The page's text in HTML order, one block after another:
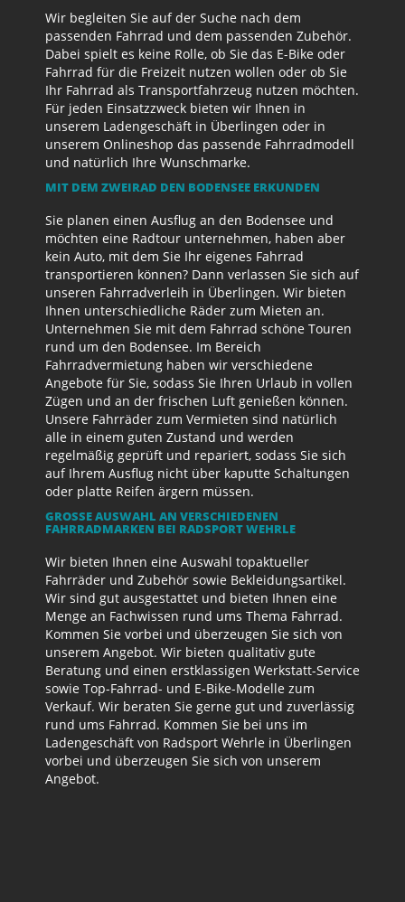
Wir begleiten Sie auf der Suche nach dem
passenden Fahrrad und dem passenden Zubehör.
Dabei spielt es keine Rolle, ob Sie das E-Bike oder
Fahrrad für die Freizeit nutzen wollen oder ob Sie
Ihr Fahrrad als Transportfahrzeug nutzen möchten.
Für jeden Einsatzzweck bieten wir Ihnen in
unserem Ladengeschäft in Überlingen oder in
unserem Onlineshop das passende Fahrradmodell
und natürlich Ihre Wunschmarke.
MIT DEM ZWEIRAD DEN BODENSEE ERKUNDEN
Sie planen einen Ausflug an den Bodensee und
möchten eine Radtour unternehmen, haben aber
kein Auto, mit dem Sie Ihr eigenes Fahrrad
transportieren können? Dann verlassen Sie sich auf
unseren Fahrradverleih in Überlingen. Wir bieten
Ihnen unterschiedliche Räder zum Mieten an.
Unternehmen Sie mit dem Fahrrad schöne Touren
rund um den Bodensee. Im Bereich
Fahrradvermietung haben wir verschiedene
Angebote für Sie, sodass Sie Ihren Urlaub in vollen
Zügen und an der frischen Luft genießen können.
Unsere Fahrräder zum Vermieten sind natürlich
alle in einem guten Zustand und werden
regelmäßig geprüft und repariert, sodass Sie sich
auf Ihrem Ausflug nicht über kaputte Schaltungen
oder platte Reifen ärgern müssen.
GROSSE AUSWAHL AN VERSCHIEDENEN F
AHRRADMARKEN BEI RADSPORT WEHRLE
Wir bieten Ihnen eine Auswahl topaktueller
Fahrräder und Zubehör sowie Bekleidungsartikel.
Wir sind gut ausgestattet und bieten Ihnen eine
Menge an Fachwissen rund ums Thema Fahrrad.
Kommen Sie vorbei und überzeugen Sie sich von
unserem Angebot. Wir bieten qualitativ gute
Beratung und einen erstklassigen Werkstatt-Service
sowie Top-Fahrrad- und E-Bike-Modelle zum
Verkauf. Wir beraten Sie gerne gut und zuverlässig
rund ums Fahrrad. Kommen Sie bei uns im
Ladengeschäft von Radsport Wehrle in Überlingen
vorbei und überzeugen Sie sich von unserem
Angebot.